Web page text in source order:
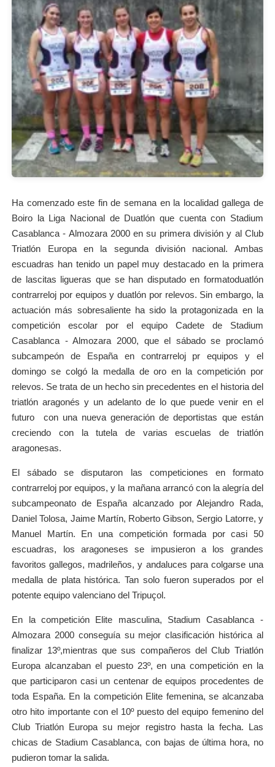
Ha comenzado este fin de semana en la localidad gallega de
Boiro la Liga Nacional de Duatlón que cuenta con Stadium
Casablanca - Almozara 2000 en su primera división y al Club
Triatlón Europa en la segunda división nacional. Ambas
escuadras han tenido un papel muy destacado en la primera
de lascitas ligueras que se han disputado en formatoduatlón
contrarreloj por equipos y duatlón por relevos. Sin embargo, la
actuación más sobresaliente ha sido la protagonizada en la
competición escolar por el equipo Cadete de Stadium
Casablanca - Almozara 2000, que el sábado se proclamó
subcampeón de España en contrarreloj pr equipos y el
domingo se colgó la medalla de oro en la competición por
relevos. Se trata de un hecho sin precedentes en el historia del
triatlón aragonés y un adelanto de lo que puede venir en el
futuro con una nueva generación de deportistas que están
creciendo con la tutela de varias escuelas de triatlón
aragonesas.
El sábado se disputaron las competiciones en formato
contrarreloj por equipos, y la mañana arrancó con la alegría del
subcampeonato de España alcanzado por Alejandro Rada,
Daniel Tolosa, Jaime Martín, Roberto Gibson, Sergio Latorre, y
Manuel Martín. En una competición formada por casi 50
escuadras, los aragoneses se impusieron a los grandes
favoritos gallegos, madrileños, y andaluces para colgarse una
medalla de plata histórica. Tan solo fueron superados por el
potente equipo valenciano del Tripuçol.
En la competición Elite masculina, Stadium Casablanca -
Almozara 2000 conseguía su mejor clasificación histórica al
finalizar 13º,mientras que sus compañeros del Club Triatlón
Europa alcanzaban el puesto 23º, en una competición en la
que participaron casi un centenar de equipos procedentes de
toda España. En la competición Elite femenina, se alcanzaba
otro hito importante con el 10º puesto del equipo femenino del
Club Triatlón Europa su mejor registro hasta la fecha. Las
chicas de Stadium Casablanca, con bajas de última hora, no
pudieron tomar la salida.